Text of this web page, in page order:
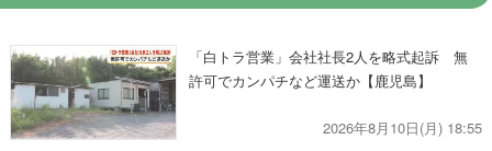
「白トラ営業」会社社長2人を略式起訴 無
許可でカンパチなど運送か【鹿児島】
2026年8月10日(月) 18:55